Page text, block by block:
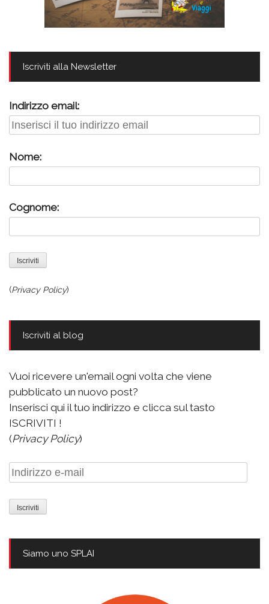
Iscriviti alla Newsletter
Indirizzo email:
Nome:
Cognome:
(Privacy Policy)
Iscriviti al blog
Vuoi ricevere un'email ogni volta che viene
pubblicato un nuovo post?
Inserisci qui il tuo indirizzo e clicca sul tasto
ISCRIVITI !
(Privacy Policy)
Indirizzo
e-
mail
Siamo uno SPLAI